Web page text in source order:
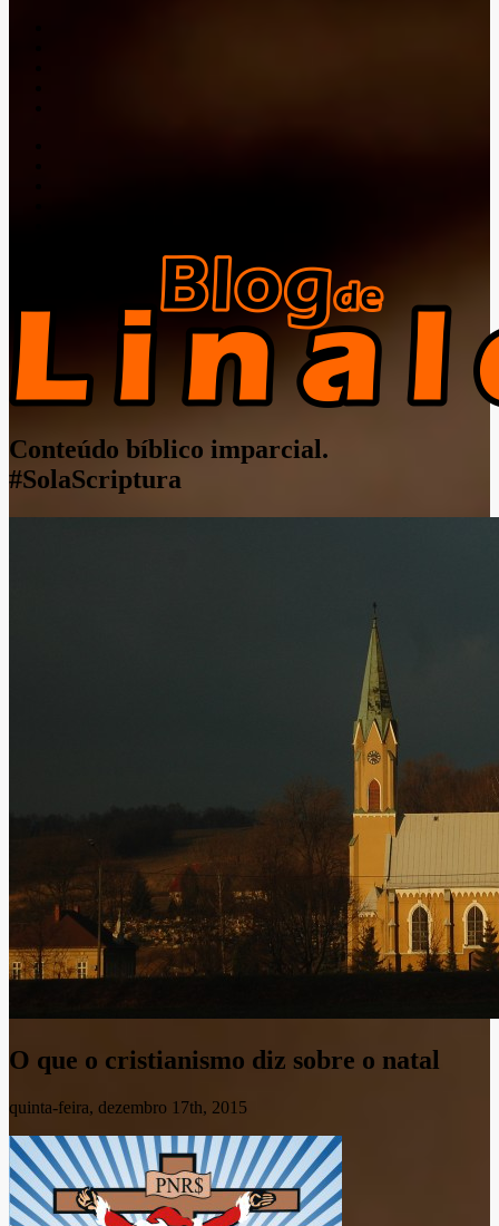
Conteúdo bíblico imparcial.
#SolaScriptura
O que o cristianismo diz sobre o natal
quinta-feira, dezembro 17th, 2015